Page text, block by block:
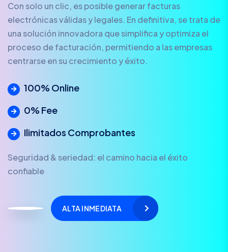
Con solo un clic, es posible generar facturas
electrónicas válidas y legales. En definitiva, se trata de
una solución innovadora que simplifica y optimiza el
proceso de facturación, permitiendo a las empresas
centrarse en su crecimiento y éxito.
100% Online
0% Fee
Ilimitados Comprobantes
Seguridad & seriedad: el camino hacia el éxito
confiable
ALTA INMEDIATA